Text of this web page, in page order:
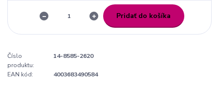
Pridať do košíka
Číslo
produktu:
14-8585-2620
EAN kód: 4003683490584